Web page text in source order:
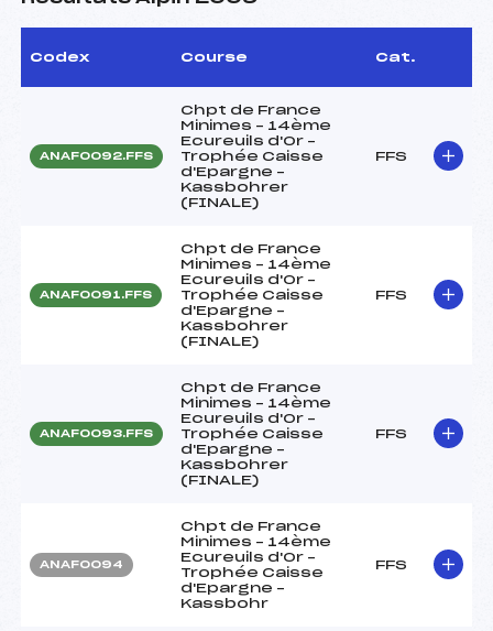
Codex Course Cat.
ANAF0092.FFS
Chpt de France
Minimes – 14ème
Ecureuils d'Or –
Trophée Caisse
d'Epargne –
Kassbohrer
(FINALE)
FFS
ANAF0091.FFS
Chpt de France
Minimes – 14ème
Ecureuils d'Or –
Trophée Caisse
d'Epargne –
Kassbohrer
(FINALE)
FFS
ANAF0093.FFS
Chpt de France
Minimes – 14ème
Ecureuils d'Or –
Trophée Caisse
d'Epargne –
Kassbohrer
(FINALE)
FFS
ANAF0094
Chpt de France
Minimes – 14ème
Ecureuils d'Or –
Trophée Caisse
d'Epargne –
Kassbohr
FFS